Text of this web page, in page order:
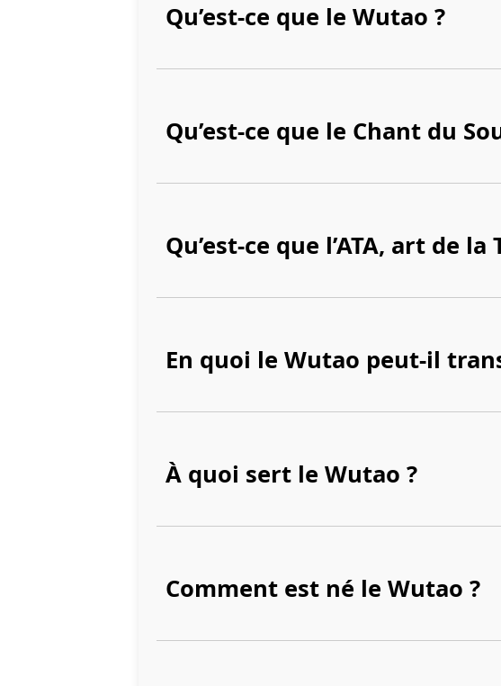
Qu’est-ce que le Wutao ?
Qu’est-ce que le Chant du
Qu’est-ce que l’ATA, art de
En quoi le Wutao peut-il
À quoi sert le Wutao ?
Comment est né le Wutao ?